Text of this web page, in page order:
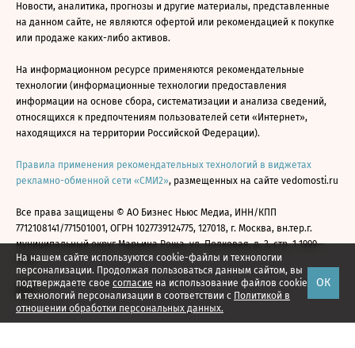
На нашем сайте используются cookie-файлы и технологии
персонализации. Продолжая пользоваться данным сайтом, вы
подтверждаете свое согласие на использование файлов cookie
и технологий персонализации в соответствии с Политикой в
отношении обработки персональных данных.
ОК
Новости, аналитика, прогнозы и другие материалы, представленные
на данном сайте, не являются офертой или рекомендацией к покупке
или продаже каких-либо активов.
На информационном ресурсе применяются рекомендательные
технологии (информационные технологии предоставления
информации на основе сбора, систематизации и анализа сведений,
относящихся к предпочтениям пользователей сети «Интернет»,
находящихся на территории Российской Федерации).
Правила применения рекомендательных технологий в виджетах
рекламно-обменной сети «СМИ2», размещенных на сайте vedomosti.ru
Все права защищены © АО Бизнес Ньюс Медиа, ИНН/КПП
7712108141/771501001, ОГРН 1027739124775, 127018, г. Москва, вн.тер.г.
муниципальный округ Марьина Роща, ул. Полковая, д. 3, стр. 1 1999—
2026